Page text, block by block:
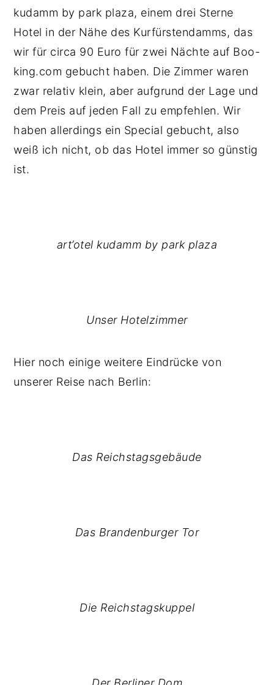
kudamm by park plaza, einem drei Sterne
Hotel in der Nähe des Kurfürstendamms, das
wir für circa 90 Euro für zwei Nächte auf Boo-
king.com gebucht haben. Die Zimmer waren
zwar relativ klein, aber aufgrund der Lage und
dem Preis auf jeden Fall zu empfehlen. Wir
haben allerdings ein Special gebucht, also
weiß ich nicht, ob das Hotel immer so günstig
ist.
art’otel kudamm by park plaza
Unser Hotelzimmer
Hier noch einige weitere Eindrücke von
unserer Reise nach Berlin:
Das Reichstagsgebäude
Das Brandenburger Tor
Die Reichstagskuppel